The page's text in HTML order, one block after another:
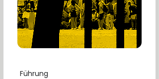
Führung